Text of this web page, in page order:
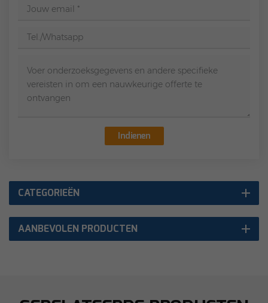
Indienen
CATEGORIEËN
AANBEVOLEN PRODUCTEN